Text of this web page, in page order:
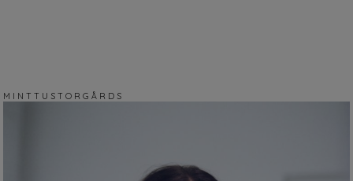
M I N T T U S T O R G Å R D S